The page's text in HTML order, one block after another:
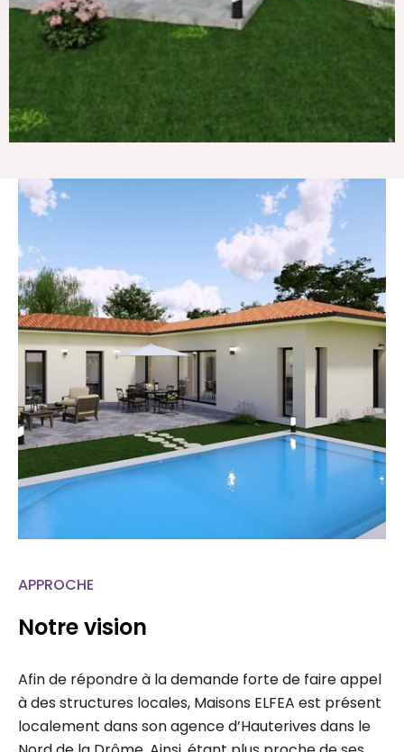
APPROCHE
Notre vision
à des structures locales, Maisons ELFEA est présent
localement dans son agence d’Hauterives dans le
Nord de la Drôme. Ainsi, étant plus proche de ses